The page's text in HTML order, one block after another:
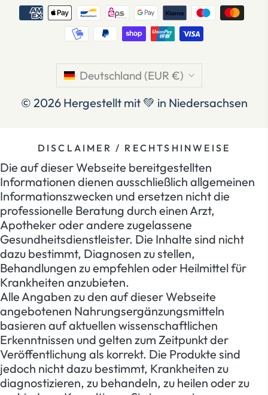
Deutschland (EUR €)
© 2026 Hergestellt mit 💚 in Niedersachsen
DISCLAIMER / RECHTSHINWEISE
Die auf dieser Webseite bereitgestellten
Informationen dienen ausschließlich allgemeinen
Informationszwecken und ersetzen nicht die
professionelle Beratung durch einen Arzt,
Apotheker oder andere zugelassene
Gesundheitsdienstleister. Die Inhalte sind nicht
dazu bestimmt, Diagnosen zu stellen,
Behandlungen zu empfehlen oder Heilmittel für
Krankheiten anzubieten.
Alle Angaben zu den auf dieser Webseite
angebotenen Nahrungsergänzungsmitteln
basieren auf aktuellen wissenschaftlichen
Erkenntnissen und gelten zum Zeitpunkt der
Veröffentlichung als korrekt. Die Produkte sind
jedoch nicht dazu bestimmt, Krankheiten zu
diagnostizieren, zu behandeln, zu heilen oder zu